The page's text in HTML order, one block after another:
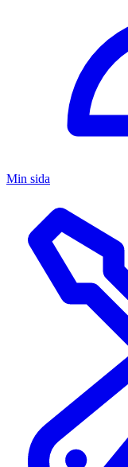
Min sida